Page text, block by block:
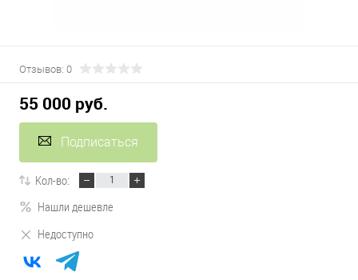
Отзывов: 0
55 000 руб.
Подписаться
Кол-во:
Нашли дешевле
Недоступно